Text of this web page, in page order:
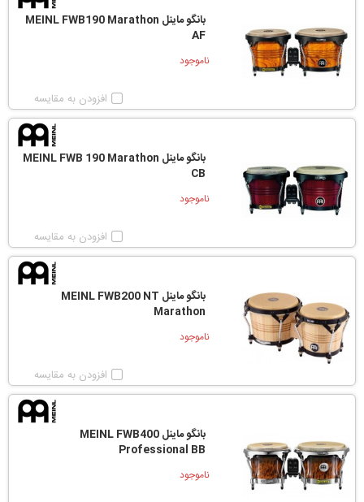
بانگو ماینل MEINL FWB190 Marathon
AF
ناموجود
افزودن به مقایسه
بانگو ماینل MEINL FWB 190 Marathon
CB
ناموجود
افزودن به مقایسه
بانگو ماینل MEINL FWB200 NT
Marathon
ناموجود
افزودن به مقایسه
بانگو ماینل MEINL FWB400
Professional BB
ناموجود